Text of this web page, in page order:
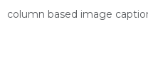
column based image